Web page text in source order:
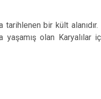
bir kült
yaşamış olan